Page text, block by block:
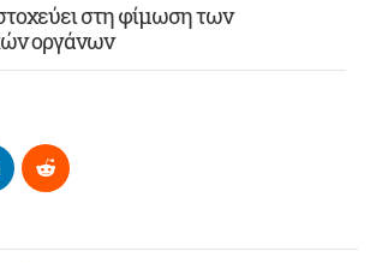
στη φίμωση των
οργάνων